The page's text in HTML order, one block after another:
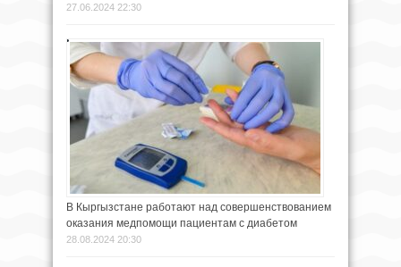
27.06.2024 22:30
В Кыргызстане работают над совершенствованием
оказания медпомощи пациентам с диабетом
28.08.2024 20:30